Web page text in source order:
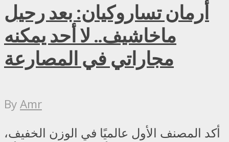
أرمان تساروكيان: بعد رحيل
ماخاشيف.. لا أحد يمكنه
مجاراتي في المصارعة
ByAmr
أكد المصنف الأول عالميًا في الوزن الخفيف،